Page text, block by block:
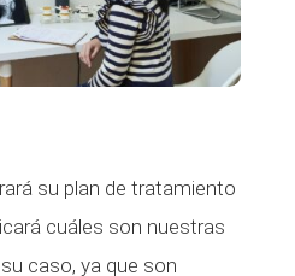
su plan de tratamiento
cuáles son nuestras
caso, ya que son